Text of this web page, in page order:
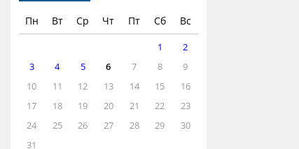
Пн Вт Ср Чт Пт Сб Вс
1
2
3
4 5 6 7 8
9
10
11 12 13 14 15
16
17
18 19 20 21 22
23
24
25 26 27 28 29
30
31